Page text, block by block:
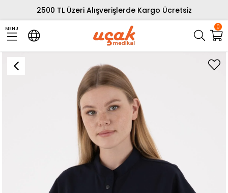
2500 TL Üzeri Alışverişlerde Kargo Ücretsiz
0
MENU